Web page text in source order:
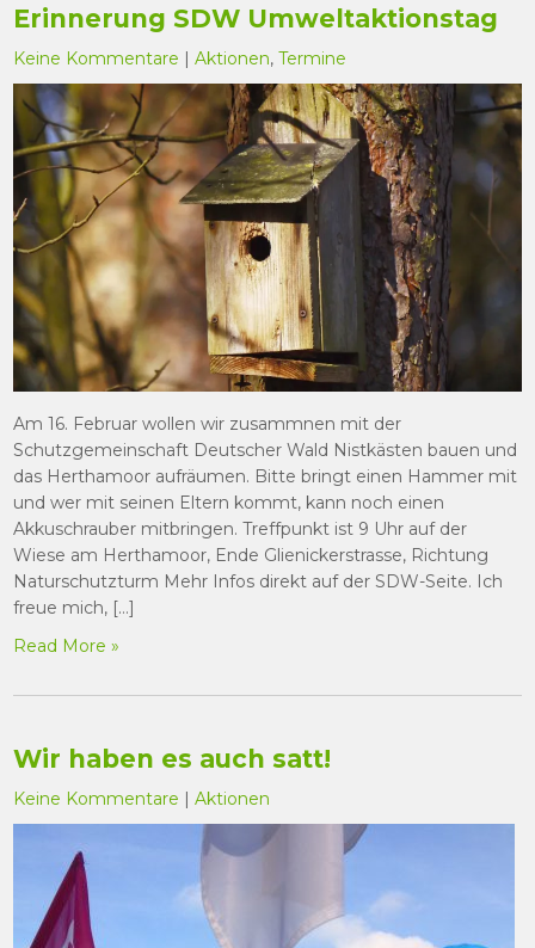
Erinnerung SDW Umweltaktionstag
Keine Kommentare |Aktionen,Termine
Am 16. Februar wollen wir zusammnen mit der
Schutzgemeinschaft Deutscher Wald Nistkästen bauen und
das Herthamoor aufräumen. Bitte bringt einen Hammer mit
und wer mit seinen Eltern kommt, kann noch einen
Akkuschrauber mitbringen. Treffpunkt ist 9 Uhr auf der
Wiese am Herthamoor, Ende Glienickerstrasse, Richtung
Naturschutzturm Mehr Infos direkt auf der SDW-Seite. Ich
freue mich, […]
Read More »
Wir haben es auch satt!
Keine Kommentare |Aktionen